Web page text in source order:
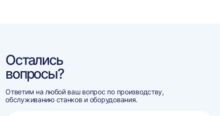
Остались
вопросы?
Ответим на любой ваш вопрос по производству,
обслуживанию станков и оборудования.